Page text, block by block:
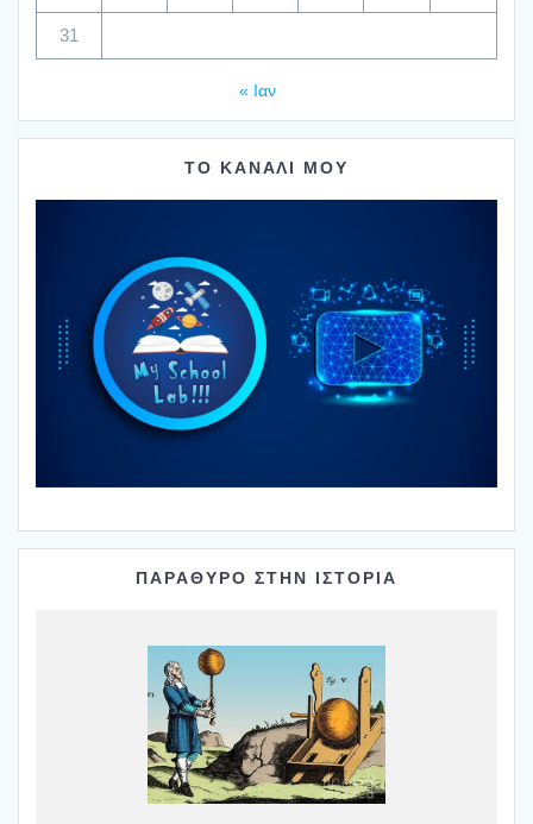
31
« Ιαν
ΤΟ ΚΑΝΑΛΙ ΜΟΥ
ΠΑΡΑΘΥΡΟ ΣΤΗΝ ΙΣΤΟΡΙΑ